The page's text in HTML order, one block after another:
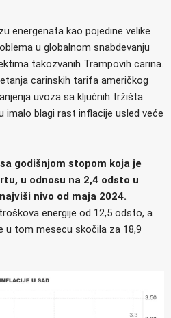
energenata kao pojedine velike
u globalnom snabdevanju
takozvanih Trampovih carina.
carinskih tarifa američkog
uvoza sa ključnih tržišta
imalo blagi rast inflacije usled veće
godišnjom stopom koja je
u odnosu na 2,4 odsto u
nivo od maja 2024.
energije od 12,5 odsto, a
u tom mesecu skočila za 18,9